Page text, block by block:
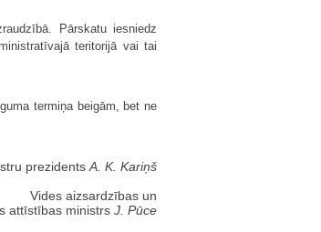
Pārskatu iesniedz
teritorijā vai tai
termiņa beigām, bet ne
prezidents A. K. Kariņš
Vides aizsardzības un
attīstības ministrs J. Pūce